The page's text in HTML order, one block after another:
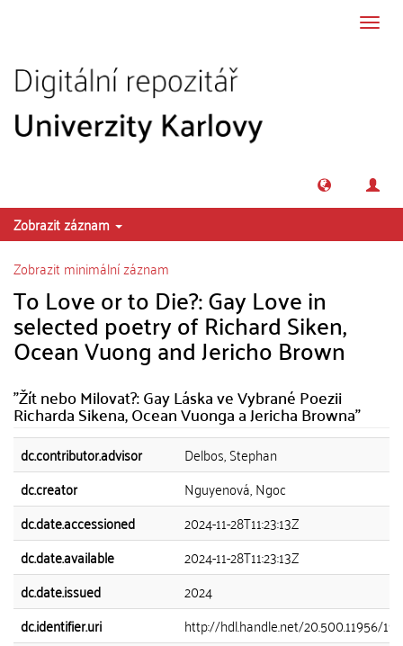
Zobrazit záznam
Zobrazit minimální záznam
To Love or to Die?: Gay Love in
selected poetry of Richard Siken,
Ocean Vuong and Jericho Brown
"Žít nebo Milovat?: Gay Láska ve Vybrané Poezii
Richarda Sikena, Ocean Vuonga a Jericha Browna"
dc.contributor.advisor
Delbos, Stephan
dc.creator
Nguyenová, Ngoc
dc.date.accessioned
2024-11-28T11:23:13Z
dc.date.available
2024-11-28T11:23:13Z
dc.date.issued
2024
dc.identifier.uri
http://hdl.handle.net/20.500.11956/